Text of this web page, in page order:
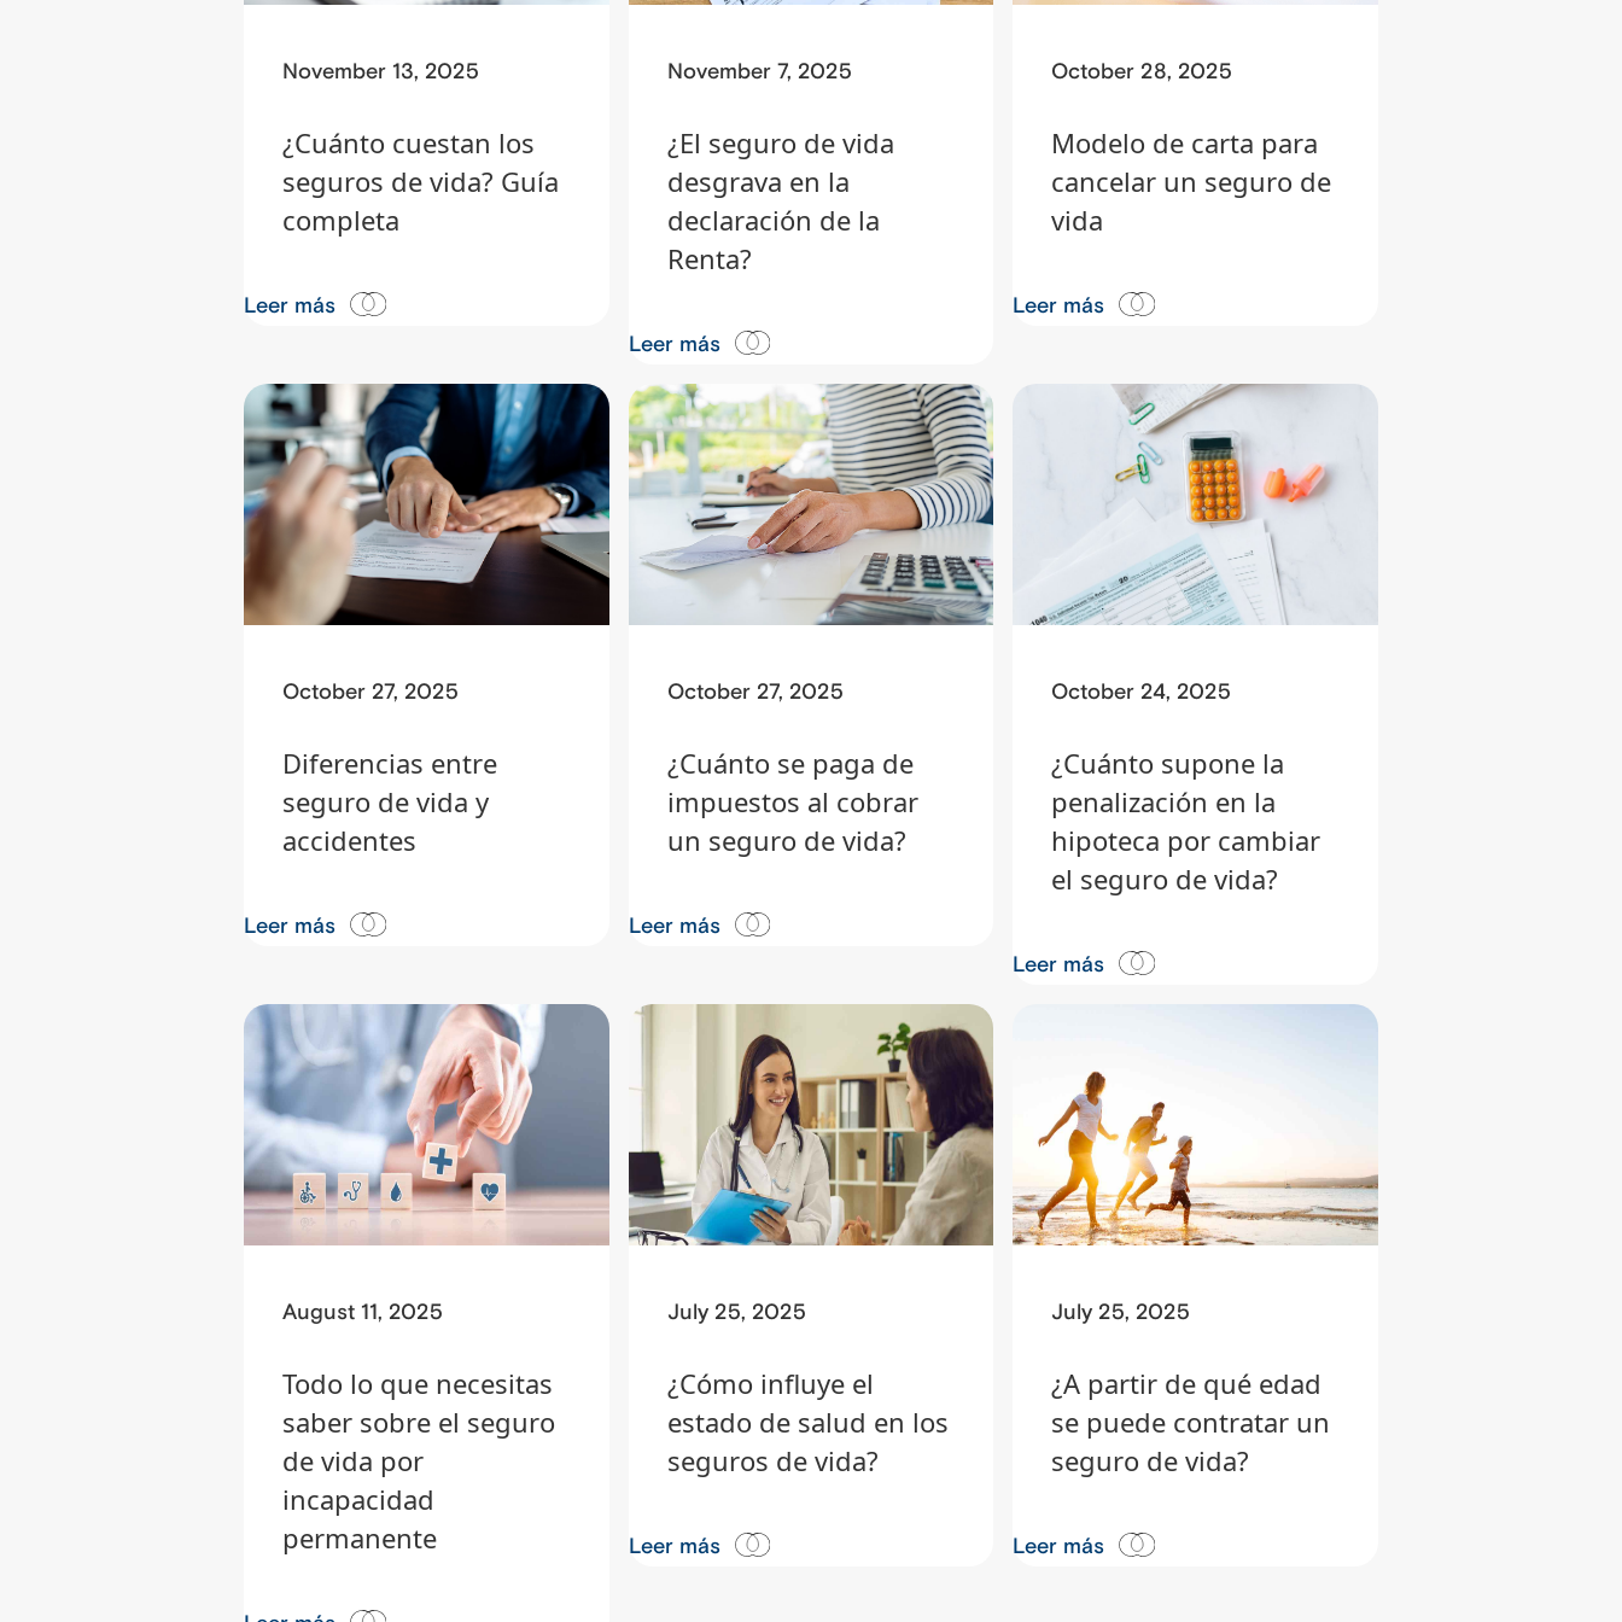
November 13, 2025
¿Cuánto cuestan los
seguros de vida? Guía
completa
Leer más
November 7, 2025
¿El seguro de vida
desgrava en la
declaración de la
Renta?
Leer más
October 28, 2025
Modelo de carta para
cancelar un seguro de
vida
Leer más
October 27, 2025
Diferencias entre
seguro de vida y
accidentes
Leer más
October 27, 2025
¿Cuánto se paga de
impuestos al cobrar
un seguro de vida?
Leer más
October 24, 2025
¿Cuánto supone la
penalización en la
hipoteca por cambiar
el seguro de vida?
Leer más
August 11, 2025
Todo lo que necesitas
saber sobre el seguro
de vida por
incapacidad
permanente
July 25, 2025
¿Cómo influye el
estado de salud en los
seguros de vida?
Leer más
July 25, 2025
¿A partir de qué edad
se puede contratar un
seguro de vida?
Leer más